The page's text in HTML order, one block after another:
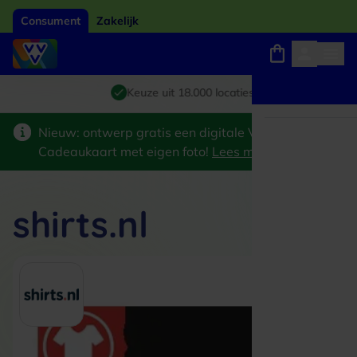
Consument Zakelijk
Giftcard van het jaar 2026
Keuze uit 18.000 locaties
Winkels, webshops en uitjes
Nieuw: ontwerp gratis een digitale VVV
Cadeaukaart met eigen foto! Lees meer
shirts.nl